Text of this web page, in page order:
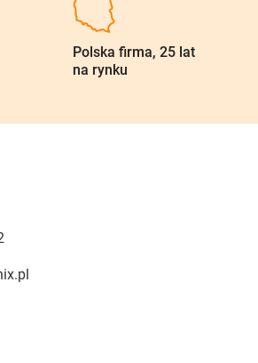
Polska firma, 25 lat
na rynku